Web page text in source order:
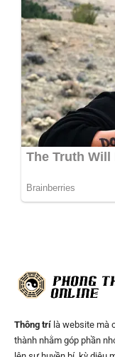
Thông trí là website mà
thành nhằm góp phần